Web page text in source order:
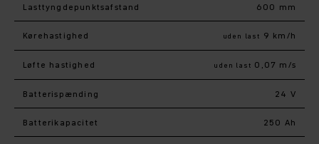
Lasttyngdepunktsafstand 600 mm
Kørehastighed uden last 9 km/h
Løfte hastighed uden last 0,07 m/s
Batterispænding 24 V
Batterikapacitet 250 Ah